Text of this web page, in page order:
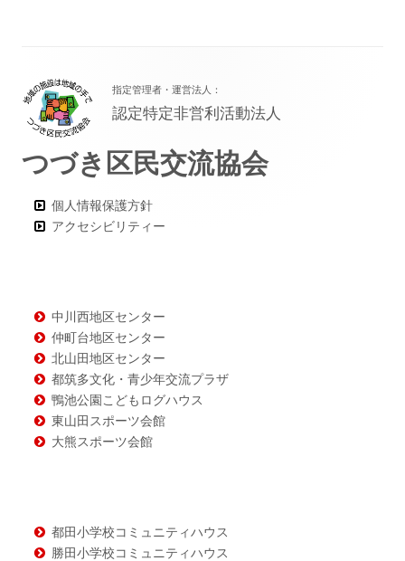
ッ
タ
ー・
ン
ツ
指定管理者・運営法人：
認定特定非営利活動法人
つづき区民交流協会
個人情報保護方針
アクセシビリティー
中川西地区センター
仲町台地区センター
北山田地区センター
都筑多文化・青少年交流プラザ
鴨池公園こどもログハウス
東山田スポーツ会館
大熊スポーツ会館
都田小学校コミュニティハウス
勝田小学校コミュニティハウス